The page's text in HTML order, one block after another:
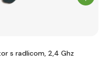
s radlicom, 2,4 Ghz